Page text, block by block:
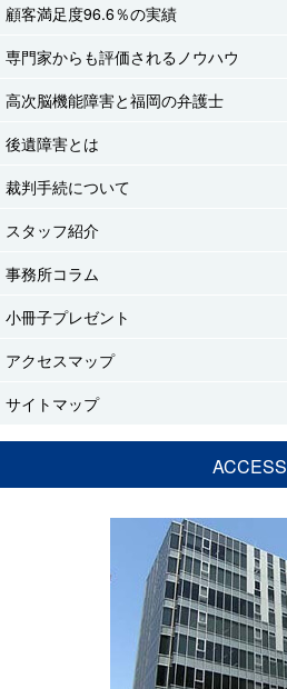
顧客満足度96.6％の実績
専門家からも評価されるノウハウ
高次脳機能障害と福岡の弁護士
後遺障害とは
裁判手続について
スタッフ紹介
事務所コラム
小冊子プレゼント
アクセスマップ
サイトマップ
ACCESS